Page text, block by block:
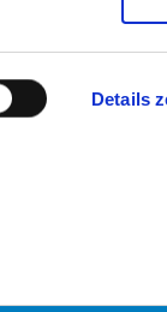
Details